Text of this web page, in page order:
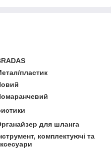
пластик
для шланга
комплектуючі та